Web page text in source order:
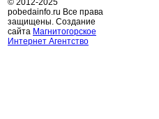
© 2012-2025
pobedainfo.ru Все права
защищены. Создание
сайта Магнитогорское
Интернет Агентство